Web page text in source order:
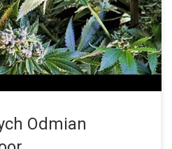
Odmian